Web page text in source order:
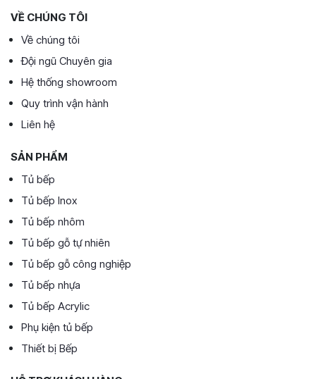
VỀ CHÚNG TÔI
Về chúng tôi
Đội ngũ Chuyên gia
Hệ thống showroom
Quy trình vận hành
Liên hệ
SẢN PHẨM
Tủ bếp
Tủ bếp Inox
Tủ bếp nhôm
Tủ bếp gỗ tự nhiên
Tủ bếp gỗ công nghiệp
Tủ bếp nhựa
Tủ bếp Acrylic
Phụ kiện tủ bếp
Thiết bị Bếp